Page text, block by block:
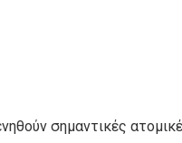
σημαντικές